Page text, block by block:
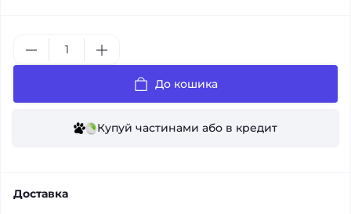
До кошика
Купуй частинами або в кредит
Доставка